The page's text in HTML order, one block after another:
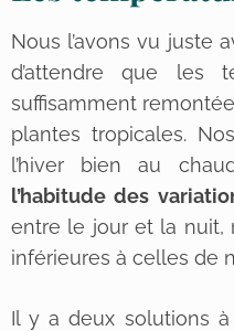
Nous l’avons vu juste
d’attendre que les
suffisamment
plantes tropicales.
l’hiver bien au
l’habitude des
entre le jour et la nuit,
inférieures à celles de
Il y a deux solutions